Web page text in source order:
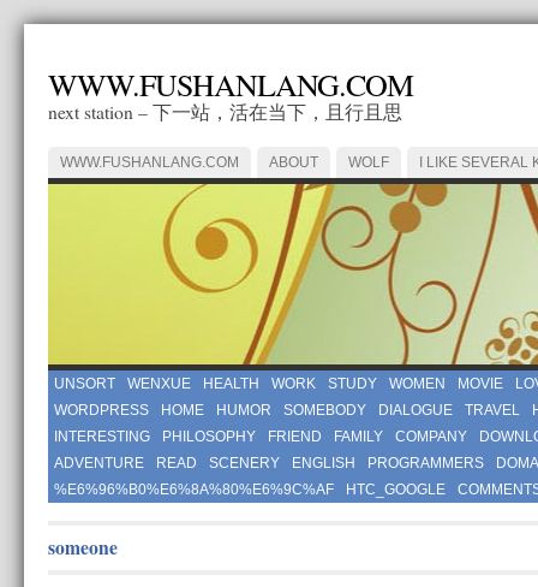
WWW.FUSHANLANG.COM
next station – 下一站，活在当下，且行且思
WWW.FUSHANLANG.COM ABOUT WOLF I LIKE SEVERAL
UNSORT WENXUE HEALTH WORK STUDY WOMEN MOVIE
WORDPRESS
HOME HUMOR SOMEBODY DIALOGUE TRAVEL
INTERESTING
PHILOSOPHY FRIEND FAMILY COMPANY
ADVENTURE
READ SCENERY ENGLISH PROGRAMMERS
%E6%96%B0%E6%8A%80%E6%9C%AF
HTC_GOOGLE
someone